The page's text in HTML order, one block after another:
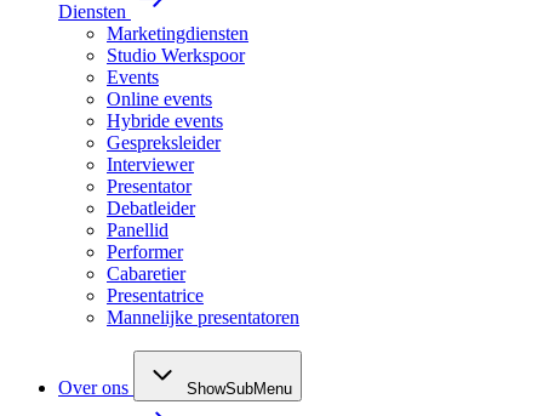
Diensten
Marketingdiensten
Studio Werkspoor
Events
Online events
Hybride events
Gespreksleider
Interviewer
Presentator
Debatleider
Panellid
Performer
Cabaretier
Presentatrice
Mannelijke presentatoren
Over ons ShowSubMenu